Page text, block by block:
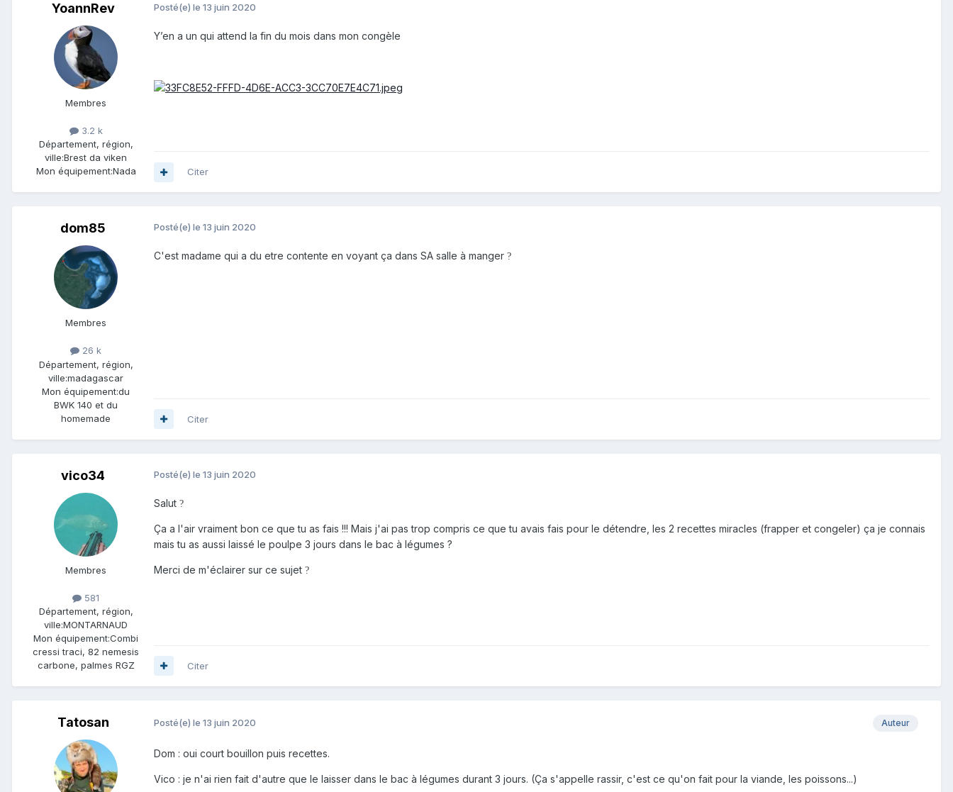
YoannRev
Membres
3.2 k
Département, région,
ville:Brest da viken
Mon équipement:Nada
Posté(e) le 13 juin 2020
Y’en a un qui attend la fin du mois dans mon congèle
Citer
dom85
Membres
26 k
Département, région,
ville:madagascar
Mon équipement:du
BWK 140 et du
homemade
Posté(e) le 13 juin 2020
C'est madame qui a du etre contente en voyant ça dans SA salle à manger ?
Citer
vico34
Membres
581
Département, région,
ville:MONTARNAUD
Mon équipement:Combi
cressi traci, 82 nemesis
carbone, palmes RGZ
Posté(e) le 13 juin 2020
Salut ?
Ça a l'air vraiment bon ce que tu as fais !!! Mais j'ai pas trop compris ce que tu avais fais pour le détendre, les 2 recettes miracles (frapper et congeler) ça je connais
mais tu as aussi laissé le poulpe 3 jours dans le bac à légumes ?
Merci de m'éclairer sur ce sujet ?
Citer
Tatosan Auteur
Posté(e) le 13 juin 2020
Dom : oui court bouillon puis recettes.
Vico : je n'ai rien fait d'autre que le laisser dans le bac à légumes durant 3 jours. (Ça s'appelle rassir, c'est ce qu'on fait pour la viande, les poissons...)